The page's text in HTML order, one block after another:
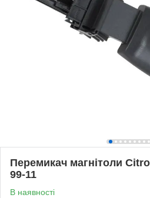
Перемикач магнітоли
99-11
В наявності